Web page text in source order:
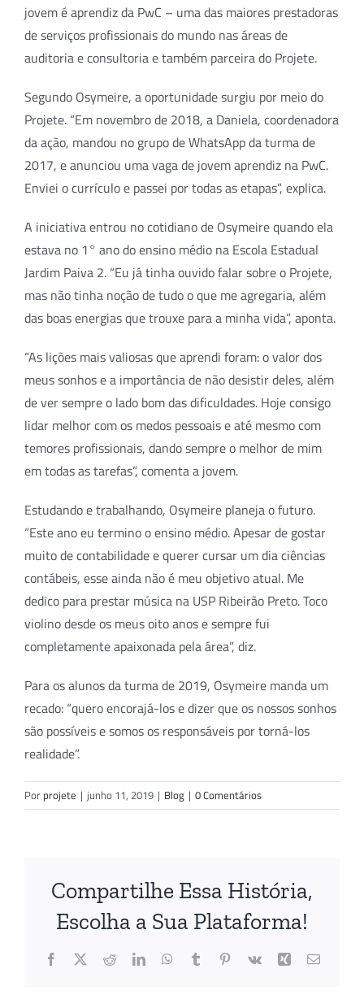
jovem é aprendiz da PwC – uma das maiores prestadoras
de serviços profissionais do mundo nas áreas de
auditoria e consultoria e também parceira do Projete.
Segundo Osymeire, a oportunidade surgiu por meio do
Projete. “Em novembro de 2018, a Daniela, coordenadora
da ação, mandou no grupo de WhatsApp da turma de
2017, e anunciou uma vaga de jovem aprendiz na PwC.
Enviei o currículo e passei por todas as etapas”, explica.
A iniciativa entrou no cotidiano de Osymeire quando ela
estava no 1° ano do ensino médio na Escola Estadual
Jardim Paiva 2. “Eu já tinha ouvido falar sobre o Projete,
mas não tinha noção de tudo o que me agregaria, além
das boas energias que trouxe para a minha vida”, aponta.
“As lições mais valiosas que aprendi foram: o valor dos
meus sonhos e a importância de não desistir deles, além
de ver sempre o lado bom das dificuldades. Hoje consigo
lidar melhor com os medos pessoais e até mesmo com
temores profissionais, dando sempre o melhor de mim
em todas as tarefas”, comenta a jovem.
Estudando e trabalhando, Osymeire planeja o futuro.
“Este ano eu termino o ensino médio. Apesar de gostar
muito de contabilidade e querer cursar um dia ciências
contábeis, esse ainda não é meu objetivo atual. Me
dedico para prestar música na USP Ribeirão Preto. Toco
violino desde os meus oito anos e sempre fui
completamente apaixonada pela área”, diz.
Para os alunos da turma de 2019, Osymeire manda um
recado: “quero encorajá-los e dizer que os nossos sonhos
são possíveis e somos os responsáveis por torná-los
realidade”.
Por projete | junho 11, 2019 | Blog | 0 Comentários
Compartilhe Essa História,
Escolha a Sua Plataforma!
Facebook
X RedditLinkedInWhatsApp
TumblrPinterest
Vk Xing E-